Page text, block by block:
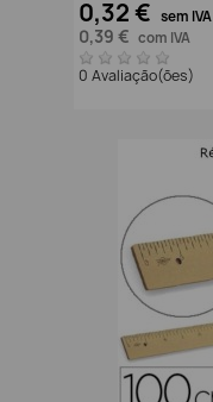
0,32 € sem IVA
0,39 € com IVA
0 Avaliação(ões)